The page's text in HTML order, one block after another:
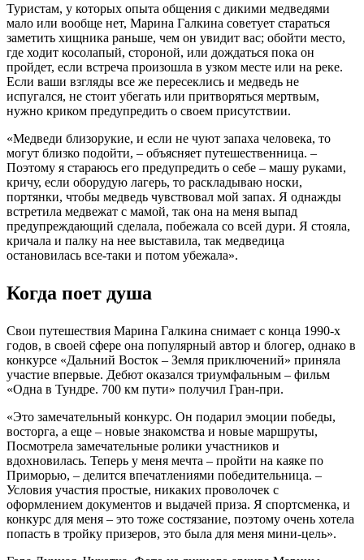
Туристам, у которых опыта общения с дикими медведями
мало или вообще нет, Марина Галкина советует стараться
заметить хищника раньше, чем он увидит вас; обойти место,
где ходит косолапый, стороной, или дождаться пока он
пройдет, если встреча произошла в узком месте или на реке.
Если ваши взгляды все же пересеклись и медведь не
испугался, не стоит убегать или притворяться мертвым,
нужно криком предупредить о своем присутствии.
«Медведи близорукие, и если не чуют запаха человека, то
могут близко подойти, – объясняет путешественница. –
Поэтому я стараюсь его предупредить о себе – машу руками,
кричу, если оборудую лагерь, то раскладываю носки,
портянки, чтобы медведь чувствовал мой запах. Я однажды
встретила медвежат с мамой, так она на меня выпад
предупреждающий сделала, побежала со всей дури. Я стояла,
кричала и палку на нее выставила, так медведица
остановилась все-таки и потом убежала».
Когда поет душа
Свои путешествия Марина Галкина снимает с конца 1990-х
годов, в своей сфере она популярный автор и блогер, однако в
конкурсе «Дальний Восток – Земля приключений» приняла
участие впервые. Дебют оказался триумфальным – фильм
«Одна в Тундре. 700 км пути» получил Гран-при.
«Это замечательный конкурс. Он подарил эмоции победы,
восторга, а еще – новые знакомства и новые маршруты,
Посмотрела замечательные ролики участников и
вдохновилась. Теперь у меня мечта – пройти на каяке по
Приморью, – делится впечатлениями победительница. –
Условия участия простые, никаких проволочек с
оформлением документов и выдачей приза. Я спортсменка, и
конкурс для меня – это тоже состязание, поэтому очень хотела
попасть в тройку призеров, это была для меня мини-цель».